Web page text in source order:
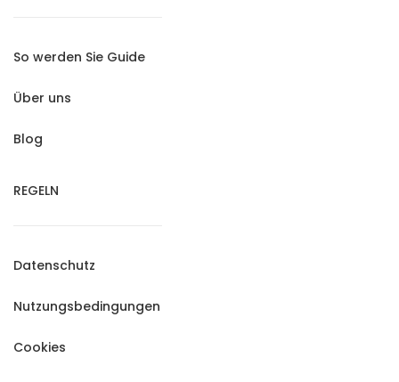
So werden Sie Guide
Über uns
Blog
REGELN
Datenschutz
Nutzungsbedingungen
Cookies